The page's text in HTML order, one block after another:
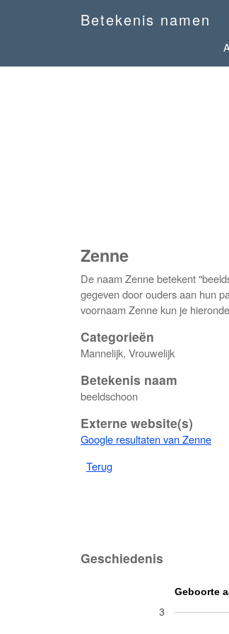
Betekenis namen
A
Zenne
De naam Zenne betekent
gegeven door ouders aan hun
voornaam Zenne kun je
Categorieën
Mannelijk, Vrouwelijk
Betekenis naam
beeldschoon
Externe website(s)
Google resultaten van Zenne
Terug
Geschiedenis
Geboorte
3